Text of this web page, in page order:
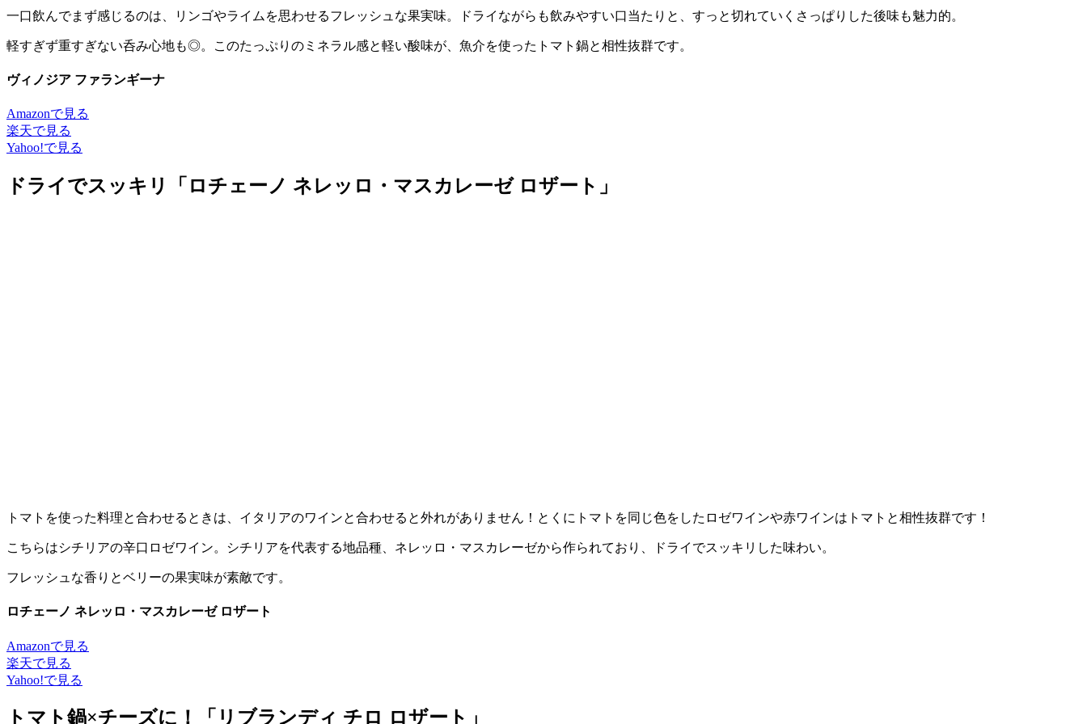
一口飲んでまず感じるのは、リンゴやライムを思わせるフレッシュな果実味。ドライながらも飲みやすい口当たりと、すっと切れていくさっぱりした後味も魅力的。
軽すぎず重すぎない呑み心地も◎。このたっぷりのミネラル感と軽い酸味が、魚介を使ったトマト鍋と相性抜群です。
ヴィノジア ファランギーナ
Amazonで見る
楽天で見る
Yahoo!で見る
ドライでスッキリ「ロチェーノ ネレッロ・マスカレーゼ ロザート」
トマトを使った料理と合わせるときは、イタリアのワインと合わせると外れがありません！とくにトマトを同じ色をしたロゼワインや赤ワインはトマトと相性抜群です！
こちらはシチリアの辛口ロゼワイン。シチリアを代表する地品種、ネレッロ・マスカレーゼから作られており、ドライでスッキリした味わい。
フレッシュな香りとベリーの果実味が素敵です。
ロチェーノ ネレッロ・マスカレーゼ ロザート
Amazonで見る
楽天で見る
Yahoo!で見る
トマト鍋×チーズに！「リブランディ チロ ロザート」